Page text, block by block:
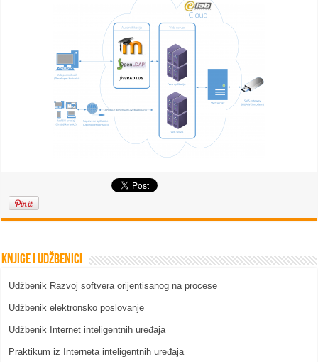
Knjige i udžbenici
Udžbenik Razvoj softvera orijentisanog na procese
Udžbenik elektronsko poslovanje
Udžbenik Internet inteligentnih uređaja
Praktikum iz Interneta inteligentnih uređaja